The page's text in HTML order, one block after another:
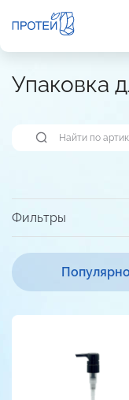
Упаковка
Фильтры